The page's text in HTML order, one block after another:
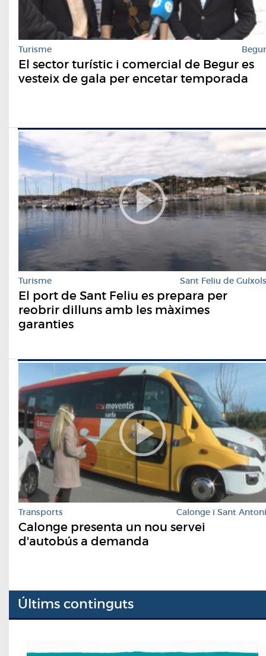
Turisme Begur
El sector turístic i comercial de Begur es
vesteix de gala per encetar temporada
Turisme Sant Feliu de Guíxols
El port de Sant Feliu es prepara per
reobrir dilluns amb les màximes
garanties
Transports Calonge i Sant Antoni
Calonge presenta un nou servei
d'autobús a demanda
Últims continguts